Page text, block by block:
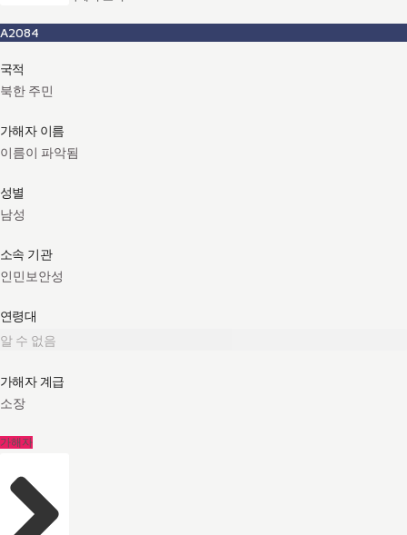
A2084
국적
북한 주민
가해자 이름
이름이 파악됨
성별
남성
소속 기관
인민보안성
연령대
알 수 없음
가해자 계급
소장
가해자